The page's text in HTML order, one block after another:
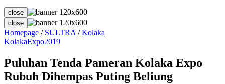
close
close
Homepage / SULTRA / Kolaka
Expo
Rubuh
KolakaExpo2019
Puluhan Tenda Pameran Kolaka Expo
Rubuh Dihempas Puting Beliung